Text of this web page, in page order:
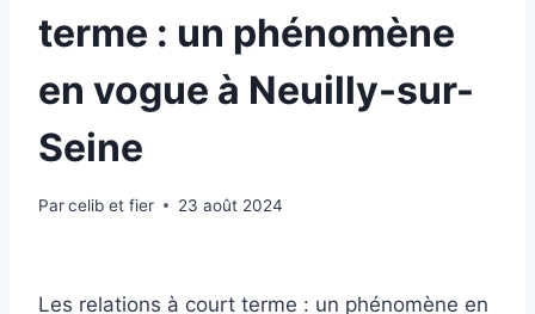
terme : un phénomène
en vogue à Neuilly-sur-
Seine
Parcelib et fier 23 août 2024
Les relations à court terme : un phénomène en